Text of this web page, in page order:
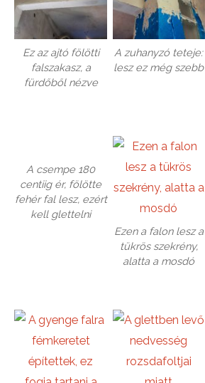
Ez az ajtó fölötti
falszakasz, a
fürdőből nézve
A zuhanyzó teteje:
lesz ez még szebb
A csempe 180
centiig ér, fölötte
fehér fal lesz, ezért
kell glettelni
Ezen a falon lesz a
tükrös szekrény,
alatta a mosdó